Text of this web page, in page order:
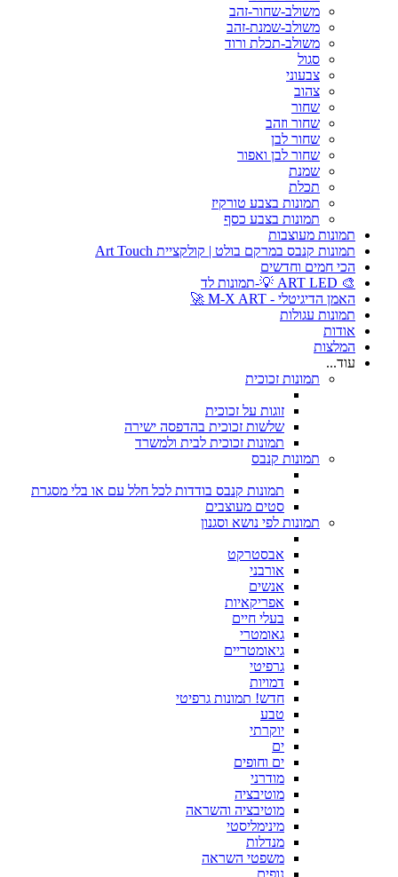
משולב-שחור-זהב
משולב-שמנת-זהב
משולב-תכלת ורוד
סגול
צבעוני
צהוב
שחור
שחור וזהב
שחור לבן
שחור לבן ואפור
שמנת
תכלת
תמונות בצבע טורקיז
תמונות בצבע כסף
תמונות מעוצבות
תמונות קנבס במרקם בולט | קולקציית Art Touch
הכי חמים וחדשים
🎨 ART LED 💡-תמונות לד
האמן הדיגיטלי - M-X ART 🚀
תמונות עגולות
אודות
המלצות
עוד...
תמונות זכוכית
זוגות על זכוכית
שלשות זכוכית בהדפסה ישירה
תמונות זכוכית לבית ולמשרד
תמונות קנבס
תמונות קנבס בודדות לכל חלל עם או בלי מסגרת
סטים מעוצבים
תמונות לפי נושא וסגנון
אבסטרקט
אורבני
אנשים
אפריקאיות
בעלי חיים
גאומטרי
גיאומטריים
גרפיטי
דמויות
חדש! תמונות גרפיטי
טבע
יוקרתי
ים
ים וחופים
מודרני
מוטיבציה
מוטיבציה והשראה
מינימליסטי
מנדלות
משפטי השראה
נופים